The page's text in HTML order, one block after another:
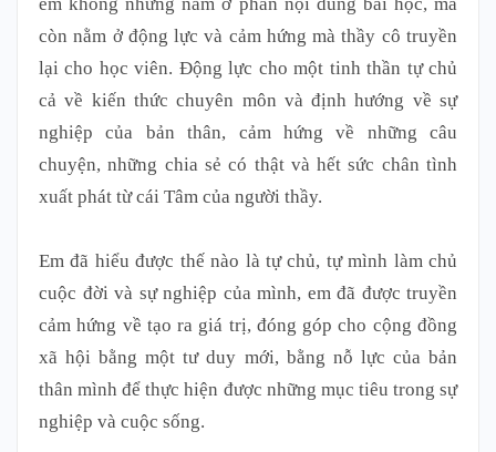
còn nằm ở động lực và cảm hứng mà thầy cô truyền
lại cho học viên. Động lực cho một tinh thần tự chủ
cả về kiến thức chuyên môn và định hướng về sự
nghiệp của bản thân, cảm hứng về những câu
chuyện, những chia sẻ có thật và hết sức chân tình
xuất phát từ cái Tâm của người thầy.
Em đã hiểu được thế nào là tự chủ, tự mình làm chủ
cuộc đời và sự nghiệp của mình, em đã được truyền
cảm hứng về tạo ra giá trị, đóng góp cho cộng đồng
xã hội bằng một tư duy mới, bằng nỗ lực của bản
thân mình để thực hiện được những mục tiêu trong sự
nghiệp và cuộc sống.